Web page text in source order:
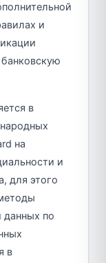
и
в
на
и
для этого
данных по
в